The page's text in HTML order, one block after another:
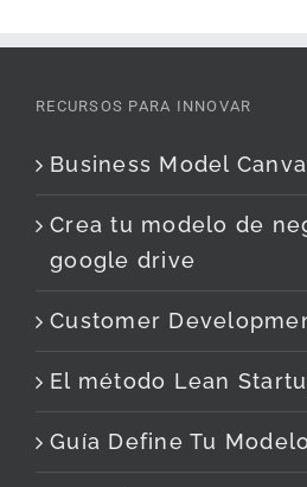
RECURSOS PARA INNOVAR
Business Model
Crea tu modelo de
google drive
Customer
El método Lean
Guía Define Tu